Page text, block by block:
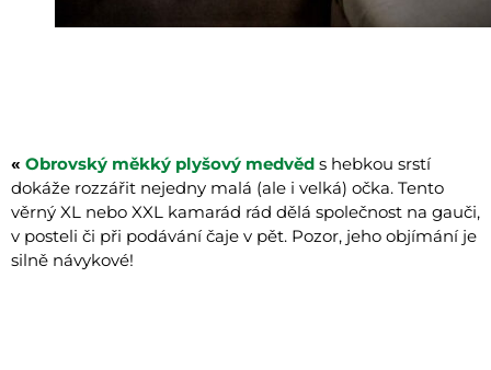
« Obrovský měkký plyšový medvěd s hebkou srstí
dokáže rozzářit nejedny malá (ale i velká) očka. Tento
věrný XL nebo XXL kamarád rád dělá společnost na gauči,
v posteli či při podávání čaje v pět. Pozor, jeho objímání je
silně návykové!